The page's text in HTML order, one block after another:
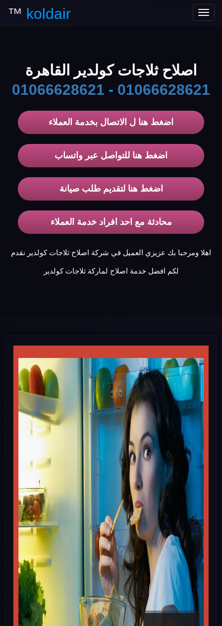
Toggle
koldair
™
اصلاح ثلاجات كولدير القاهرة
01066628621
-
01066628621
اضغط هنا ل الاتصال بخدمة العملاء
اضغط هنا للتواصل عبر واتساب
اضغط هنا لتقديم طلب صيانة
محادثة مع احد افراد خدمة العملاء
اهلا ومرحبا بك عزيزي العميل في شركة اصلاح ثلاجات كولدير نقدم
لكم افضل خدمة اصلاح لماركة ثلاجات كولدير